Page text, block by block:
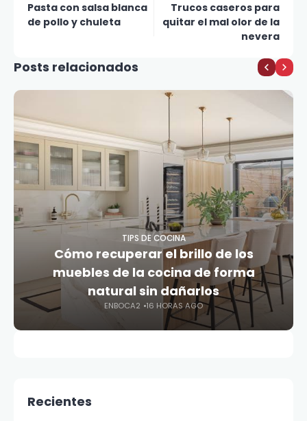
Pasta con salsa blanca
de pollo y chuleta
Trucos caseros para
quitar el mal olor de la
nevera
Posts relacionados
TIPS DE COCINA
Cómo recuperar el brillo de los
muebles de la cocina de forma
natural sin dañarlos
ENBOCA2 16 HORAS AGO
Recientes